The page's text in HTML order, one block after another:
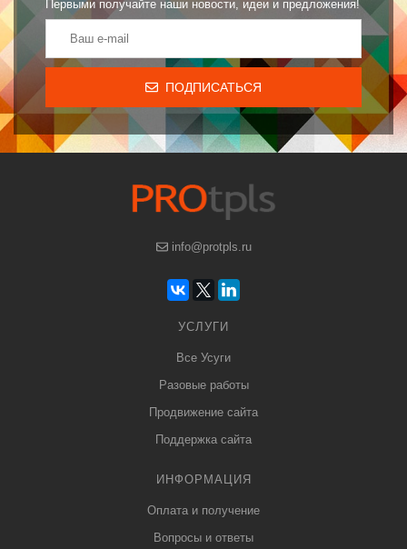
Первыми получайте наши новости, идеи и предложения!
ПОДПИСАТЬСЯ
info@protpls.ru
УСЛУГИ
Все Усуги
Разовые работы
Продвижение сайта
Поддержка сайта
ИНФОРМАЦИЯ
Оплата и получение
Вопросы и ответы